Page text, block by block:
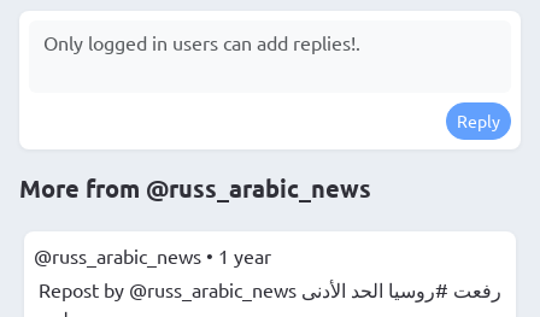
Reply
More from @russ_arabic_news
@russ_arabic_news • 1 year
Repost by @russ_arabic_news رفعت #روسيا الحد الأدنى